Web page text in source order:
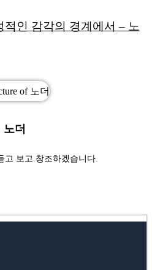
인 감각의 경계에서 – 노
노더
고 보고 창조하겠습니다.